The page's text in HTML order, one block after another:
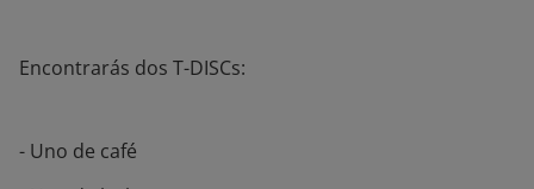
Encontrarás dos T-DISCs:
- Uno de café